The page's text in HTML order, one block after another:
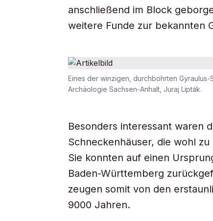
anschließend im Block
weitere Funde zur bekannten
Eines der winzigen, durchbohrten
Archäologie Sachsen-Anhalt, Juraj Lipták.
Besonders interessant waren
Schneckenhäuser, die wohl
Sie konnten auf einen
Baden-Württemberg
zeugen somit von den
9000 Jahren.